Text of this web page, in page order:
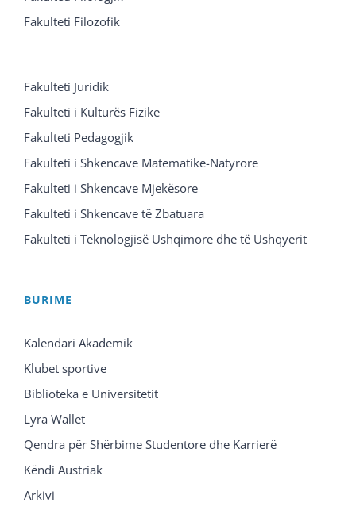
Fakulteti Filozofik
Fakulteti Juridik
Fakulteti i Kulturës Fizike
Fakulteti Pedagogjik
Fakulteti i Shkencave Matematike-Natyrore
Fakulteti i Shkencave Mjekësore
Fakulteti i Shkencave të Zbatuara
Fakulteti i Teknologjisë Ushqimore dhe të Ushqyerit
BURIME
Kalendari Akademik
Klubet sportive
Biblioteka e Universitetit
Lyra Wallet
Qendra për Shërbime Studentore dhe Karrierë
Këndi Austriak
Arkivi